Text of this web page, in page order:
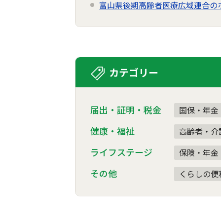
富山県後期高齢者医療広域連合の
カテゴリー
届出・証明・税金 国保・年金
健康・福祉 高齢者・介
ライフステージ 保険・年金
その他 くらしの